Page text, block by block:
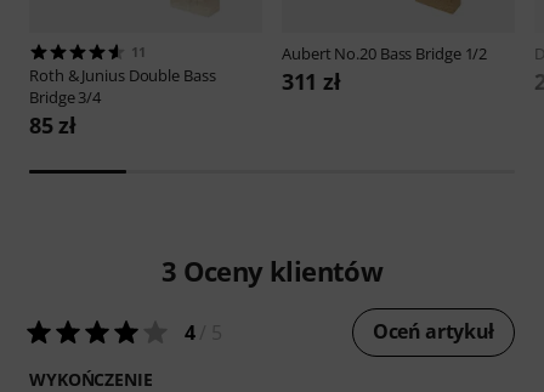
11
Roth & Junius Double Bass
Bridge 3/4
85 zł
Aubert No.20 Bass Bridge 1/2
311 zł
3 Oceny klientów
4/ 5 Oceń artykuł
WYKOŃCZENIE